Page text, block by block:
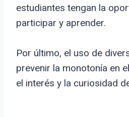
estudiantes tengan la
participar y aprender.
Por último, el uso de
prevenir la monotonía en
el interés y la curiosidad